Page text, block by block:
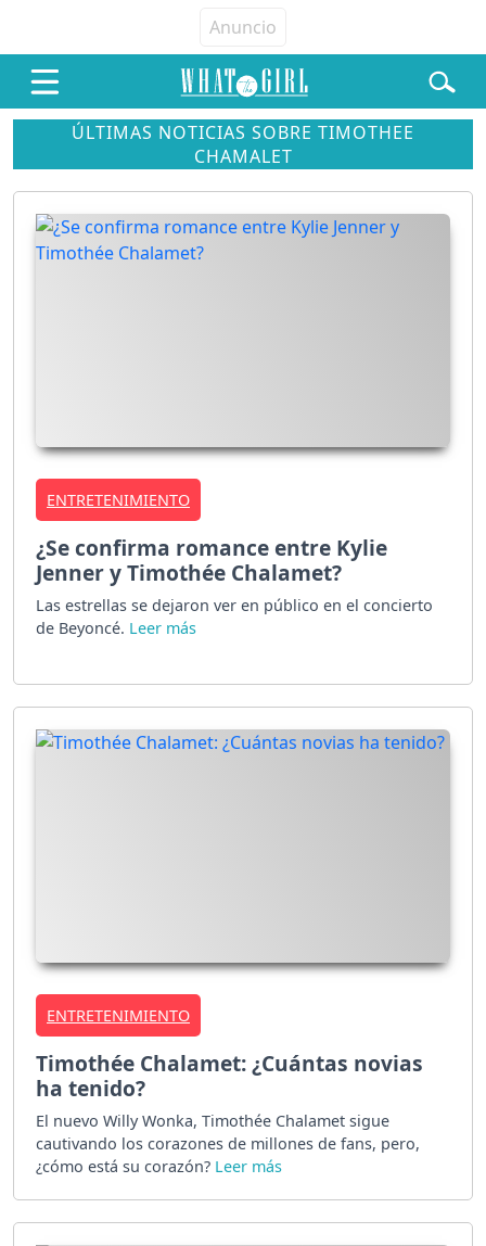
ÚLTIMAS NOTICIAS SOBRE TIMOTHEE
CHAMALET
ENTRETENIMIENTO
¿Se confirma romance entre Kylie
Jenner y Timothée Chalamet?
Las estrellas se dejaron ver en público en el concierto
de Beyoncé.
ENTRETENIMIENTO
Timothée Chalamet: ¿Cuántas novias
ha tenido?
El nuevo Willy Wonka, Timothée Chalamet sigue
cautivando los corazones de millones de fans, pero,
¿cómo está su corazón?